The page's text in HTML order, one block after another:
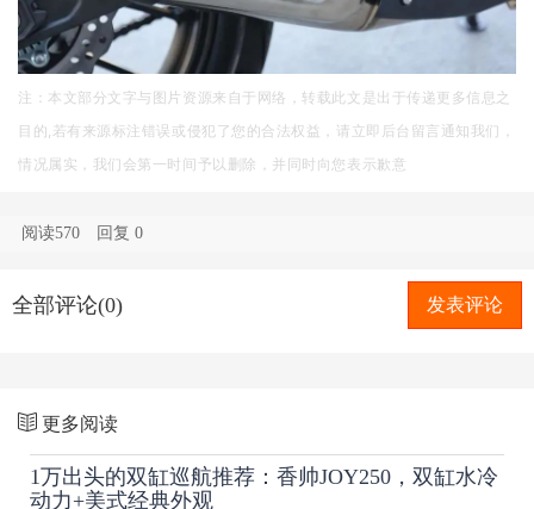
注：本文部分文字与图片资源来自于网络，转载此文是出于传递更多信息之
目的,若有来源标注错误或侵犯了您的合法权益，请立即后台留言通知我们，
情况属实，我们会第一时间予以删除，并同时向您表示歉意
阅读570 回复0
全部评论(0) 发表评论
更多阅读
1万出头的双缸巡航推荐：香帅JOY250，双缸水冷
动力+美式经典外观